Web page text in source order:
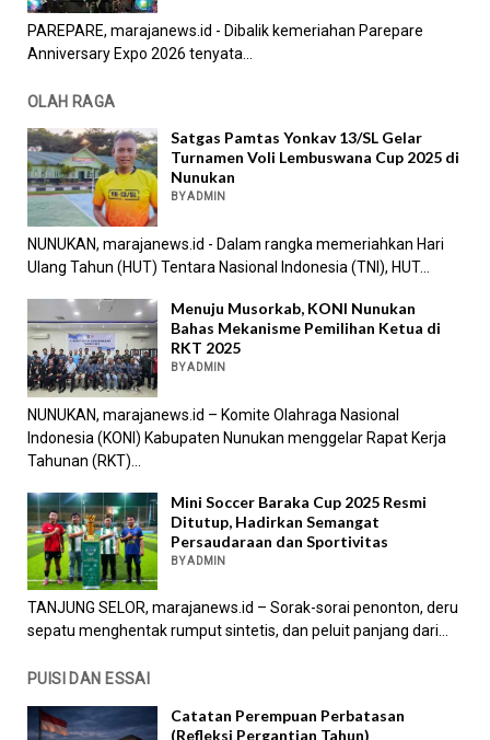
PAREPARE, marajanews.id - Dibalik kemeriahan Parepare
Anniversary Expo 2026 tenyata...
OLAH RAGA
Satgas Pamtas Yonkav 13/SL Gelar
Turnamen Voli Lembuswana Cup 2025 di
Nunukan
BY ADMIN
NUNUKAN, marajanews.id - Dalam rangka memeriahkan Hari
Ulang Tahun (HUT) Tentara Nasional Indonesia (TNI), HUT...
Menuju Musorkab, KONI Nunukan
Bahas Mekanisme Pemilihan Ketua di
RKT 2025
BY ADMIN
NUNUKAN, marajanews.id – Komite Olahraga Nasional
Indonesia (KONI) Kabupaten Nunukan menggelar Rapat Kerja
Tahunan (RKT)...
Mini Soccer Baraka Cup 2025 Resmi
Ditutup, Hadirkan Semangat
Persaudaraan dan Sportivitas
BY ADMIN
TANJUNG SELOR, marajanews.id – Sorak-sorai penonton, deru
sepatu menghentak rumput sintetis, dan peluit panjang dari...
PUISI DAN ESSAI
Catatan Perempuan Perbatasan
(Refleksi Pergantian Tahun)